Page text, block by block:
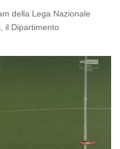
della Lega Nazionale
il Dipartimento